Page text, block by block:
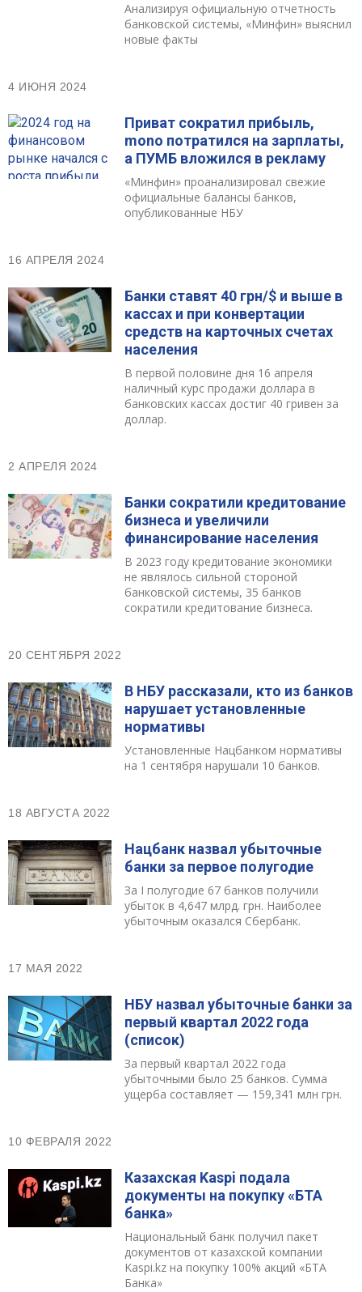
Анализируя официальную отчетность
банковской системы, «Минфин» выяснил
новые факты
4 ИЮНЯ 2024
Приват сократил прибыль,
mono потратился на зарплаты,
а ПУМБ вложился в рекламу
«Минфин» проанализировал свежие
официальные балансы банков,
опубликованные НБУ
16 АПРЕЛЯ 2024
Банки ставят 40 грн/$ и выше в
кассах и при конвертации
средств на карточных счетах
населения
В первой половине дня 16 апреля
наличный курс продажи доллара в
банковских кассах достиг 40 гривен за
доллар.
2 АПРЕЛЯ 2024
Банки сократили кредитование
бизнеса и увеличили
финансирование населения
В 2023 году кредитование экономики
не являлось сильной стороной
банковской системы, 35 банков
сократили кредитование бизнеса.
20 СЕНТЯБРЯ 2022
В НБУ рассказали, кто из банков
нарушает установленные
нормативы
Установленные Нацбанком нормативы
на 1 сентября нарушали 10 банков.
18 АВГУСТА 2022
Нацбанк назвал убыточные
банки за первое полугодие
За I полугодие 67 банков получили
убыток в 4,647 млрд. грн. Наиболее
убыточным оказался Сбербанк.
17 МАЯ 2022
НБУ назвал убыточные банки за
первый квартал 2022 года
(список)
За первый квартал 2022 года
убыточными было 25 банков. Сумма
ущерба составляет — 159,341 млн грн.
10 ФЕВРАЛЯ 2022
Казахская Kaspi подала
документы на покупку «БТА
банка»
Национальный банк получил пакет
документов от казахской компании
Kaspi.kz на покупку 100% акций «БТА
Банка»